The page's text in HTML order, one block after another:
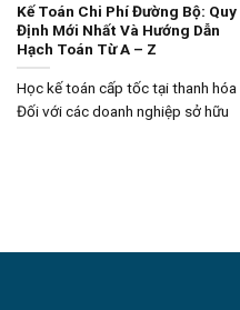
Kế Toán Chi Phí Đường Bộ: Quy
Định Mới Nhất Và Hướng Dẫn
Hạch Toán Từ A – Z
Học kế toán cấp tốc tại thanh hóa
Đối với các doanh nghiệp sở hữu